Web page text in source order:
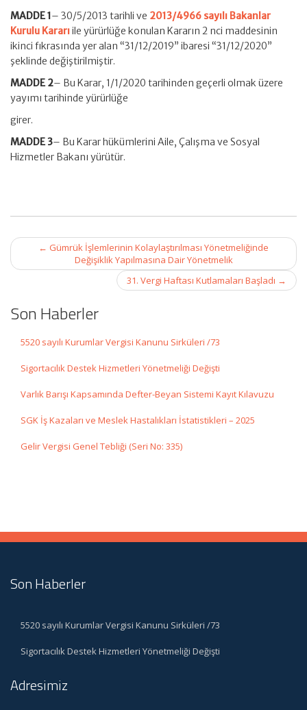
MADDE 1– 30/5/2013 tarihli ve 2013/4966 sayılı Bakanlar
Kurulu Kararıile yürürlüğe konulan Kararın 2 nci maddesinin
ikinci fıkrasında yer alan “31/12/2019” ibaresi “31/12/2020”
şeklinde değiştirilmiştir.
MADDE 2– Bu Karar, 1/1/2020 tarihinden geçerli olmak üzere
yayımı tarihinde yürürlüğe
girer.
MADDE 3– Bu Karar hükümlerini Aile, Çalışma ve Sosyal
Hizmetler Bakanı yürütür.
Post
navigation
← Gümrük İşlemlerinin Kolaylaştırılması Yönetmeliğinde
Değişiklik Yapılmasına Dair Yönetmelik
31. Vergi Haftası Kutlamaları Başladı →
Son Haberler
5520 sayılı Kurumlar Vergisi Kanunu Sirküleri /73
Sigortacılık Destek Hizmetleri Yönetmeliği Değişti
Varlık Barışı Kapsamında Defter-Beyan Sistemi Kayıt Kılavuzu
SGK İş Kazaları ve Meslek Hastalıkları İstatistikleri – 2025
Gelir Vergisi Genel Tebliği (Seri No: 335)
Son Haberler
5520 sayılı Kurumlar Vergisi Kanunu Sirküleri /73
Sigortacılık Destek Hizmetleri Yönetmeliği Değişti
Adresimiz